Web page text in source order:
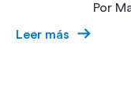
Leer más
Por